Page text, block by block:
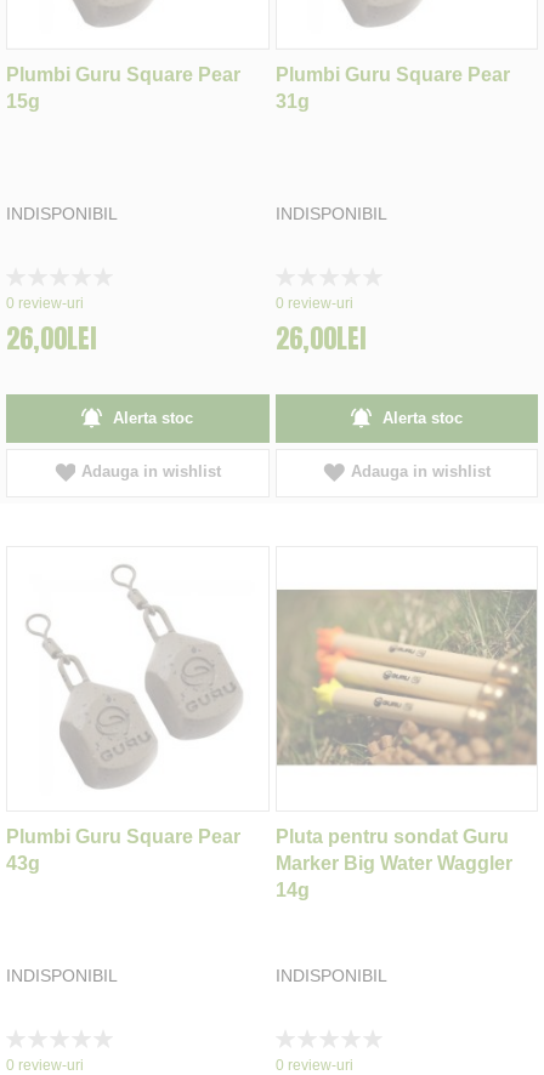
Plumbi Guru Square Pear
15g
INDISPONIBIL
0%
0 review-uri
26,00LEI
Alerta stoc
Adauga in wishlist
Plumbi Guru Square Pear
31g
INDISPONIBIL
0%
0 review-uri
26,00LEI
Alerta stoc
Adauga in wishlist
Plumbi Guru Square Pear
43g
INDISPONIBIL
0%
0 review-uri
Pluta pentru sondat Guru
Marker Big Water Waggler
14g
INDISPONIBIL
0%
0 review-uri